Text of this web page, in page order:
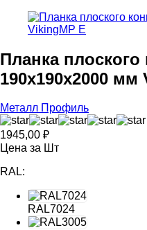
Планка плоского
190х190х2000 мм
Металл Профиль
1945,00 ₽
Цена за Шт
RAL:
RAL7024